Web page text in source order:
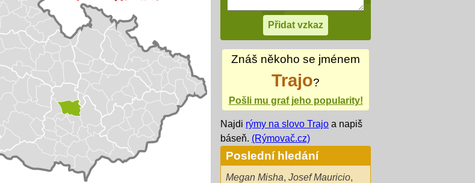
Znáš někoho se jménem
Trajo?
Pošli mu graf jeho popularity!
Najdi rýmy na slovo Trajo a napiš
báseň. (Rýmovač.cz)
Poslední hledání
Megan Misha, Josef Mauricio,